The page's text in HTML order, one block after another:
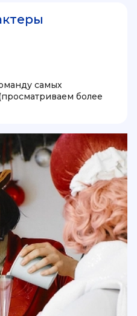
самых
более